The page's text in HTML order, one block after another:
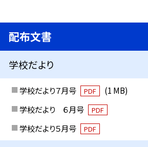
配布文書
学校だより
学校だより７月号 PDF
(1 MB)
学校だより ６月号
PDF
学校だより５月号 PDF